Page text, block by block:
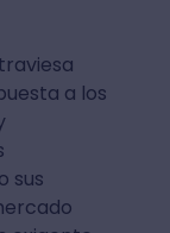
a los
sus